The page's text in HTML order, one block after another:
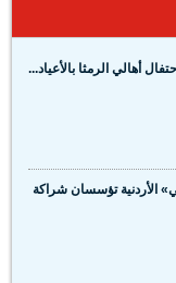
أهالي الرمثا بالأعياد...
الأردنية تؤسسان شراكة